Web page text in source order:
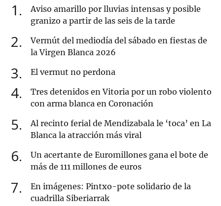
1
Aviso amarillo por lluvias intensas y posible
granizo a partir de las seis de la tarde
2
Vermút del mediodía del sábado en fiestas de
la Virgen Blanca 2026
3 El vermut no perdona
4
Tres detenidos en Vitoria por un robo violento
con arma blanca en Coronación
5
Al recinto ferial de Mendizabala le ‘toca’ en La
Blanca la atracción más viral
6
Un acertante de Euromillones gana el bote de
más de 111 millones de euros
7
En imágenes: Pintxo-pote solidario de la
cuadrilla Siberiarrak